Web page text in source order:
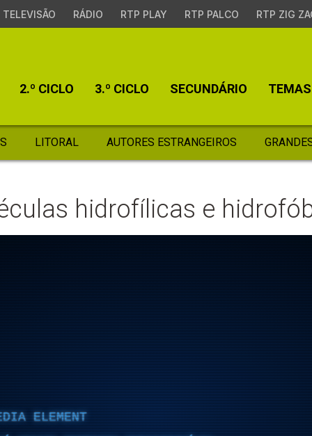
TELEVISÃO RÁDIO RTP PLAY RTP PALCO RTP ZIG
2.º CICLO 3.º CICLO SECUNDÁRIO TEMAS
LITORAL AUTORES ESTRANGEIROS
hidrofílicas e
ELEMENT